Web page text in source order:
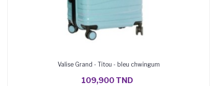
Valise Grand - Titou - bleu chwingum
109,900 TND